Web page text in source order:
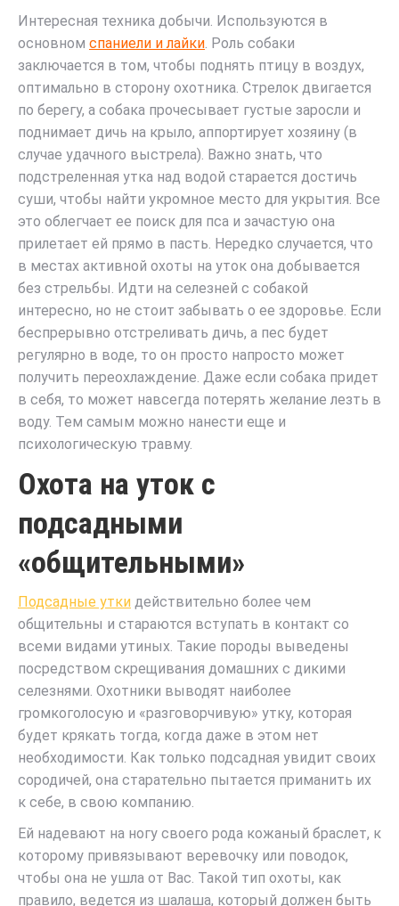
Интересная техника добычи. Используются в
основном спаниели и лайки. Роль собаки
заключается в том, чтобы поднять птицу в воздух,
оптимально в сторону охотника. Стрелок двигается
по берегу, а собака прочесывает густые заросли и
поднимает дичь на крыло, аппортирует хозяину (в
случае удачного выстрела). Важно знать, что
подстреленная утка над водой старается достичь
суши, чтобы найти укромное место для укрытия. Все
это облегчает ее поиск для пса и зачастую она
прилетает ей прямо в пасть. Нередко случается, что
в местах активной охоты на уток она добывается
без стрельбы. Идти на селезней с собакой
интересно, но не стоит забывать о ее здоровье. Если
беcпрерывно отстреливать дичь, а пес будет
регулярно в воде, то он просто напросто может
получить переохлаждение. Даже если собака придет
в себя, то может навсегда потерять желание лезть в
воду. Тем самым можно нанести еще и
психологическую травму.
Охота на уток с
подсадными
«общительными»
Подсадные утки действительно более чем
общительны и стараются вступать в контакт со
всеми видами утиных. Такие породы выведены
посредством скрещивания домашних с дикими
селезнями. Охотники выводят наиболее
громкоголосую и «разговорчивую» утку, которая
будет крякать тогда, когда даже в этом нет
необходимости. Как только подсадная увидит своих
сородичей, она старательно пытается приманить их
к себе, в свою компанию.
Ей надевают на ногу своего рода кожаный браслет, к
которому привязывают веревочку или поводок,
чтобы она не ушла от Вас. Такой тип охоты, как
правило, ведется из шалаша, который должен быть